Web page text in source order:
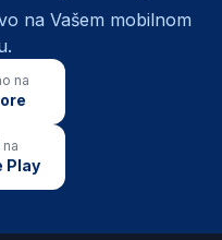
na Vašem mobilnom
na
Play